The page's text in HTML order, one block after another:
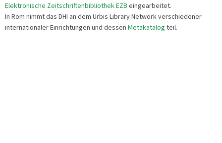
Elektronische Zeitschriftenbibliothek EZB eingearbeitet.
In Rom nimmt das DHI an dem Urbis Library Network verschiedener
internationaler Einrichtungen und dessen Metakatalog teil.